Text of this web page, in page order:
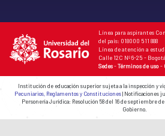
Línea para aspirantes
del país: 018000 511 888
Línea de atención a
Calle 12C Nº 6-25 -
Sedes-Términos de uso-
Institución de educación superior sujeta a la inspección y
Pecuniarios, Reglamentos y Constituciones| Notificaciones
Personería Jurídica: Resolución 58 del 16 de septiembre
Gobierno.